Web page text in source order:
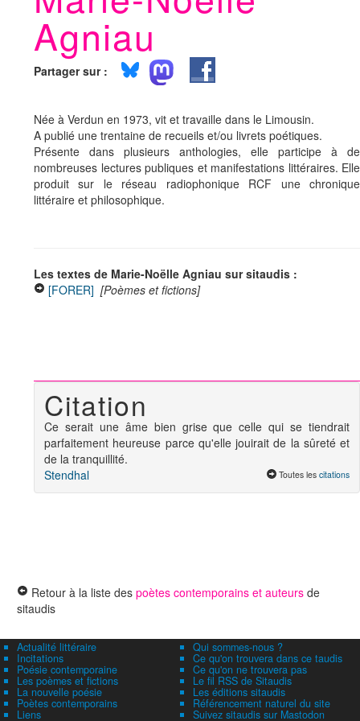
Agniau
Partager sur :
Née à Verdun en 1973, vit et travaille dans le Limousin.
A publié une trentaine de recueils et/ou livrets poétiques.
Présente dans plusieurs anthologies, elle participe à de
nombreuses lectures publiques et manifestations littéraires. Elle
produit sur le réseau radiophonique RCF une chronique
littéraire et philosophique.
Les textes de Marie-Noëlle Agniau sur sitaudis :
[FORER] [Poèmes et fictions]
Citation
Ce serait une âme bien grise que celle qui se tiendrait
parfaitement heureuse parce qu'elle jouirait de la sûreté et
de la tranquillité.
Stendhal
Toutes les citations
Retour à la liste des poètes contemporains et auteurs de
sitaudis
Actualité littéraire
Incitations
Poésie contemporaine
Les poèmes et fictions
La nouvelle poésie
Poètes contemporains
Liens
Qui sommes-nous ?
Ce qu'on trouvera dans ce taudis
Ce qu'on ne trouvera pas
Le fil RSS de Sitaudis
Les éditions sitaudis
Référencement naturel du site
Suivez sitaudis sur Mastodon